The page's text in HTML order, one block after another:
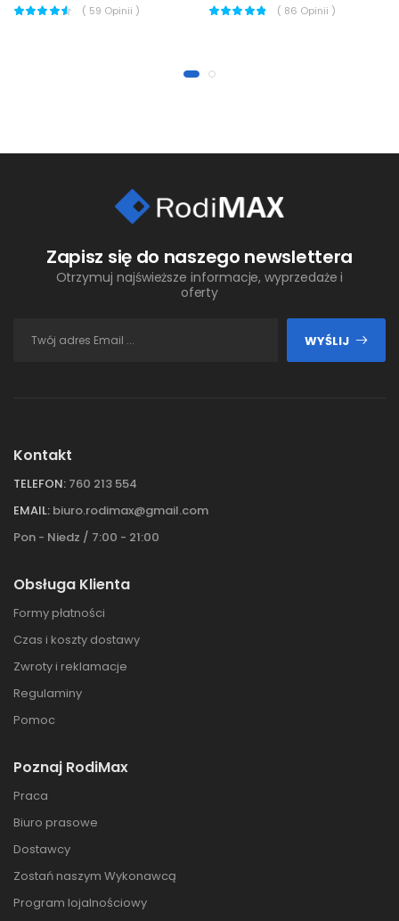
( 59 Opinii ) ( 86 Opinii )
Zapisz się do naszego newslettera
Otrzymuj najświeższe informacje, wyprzedaże i
oferty
WYŚLIJ
Kontakt
TELEFON: 760 213 554
EMAIL: biuro.rodimax@gmail.com
Pon - Niedz / 7:00 - 21:00
Obsługa Klienta
Formy płatności
Czas i koszty dostawy
Zwroty i reklamacje
Regulaminy
Pomoc
Poznaj RodiMax
Praca
Biuro prasowe
Dostawcy
Zostań naszym Wykonawcą
Program lojalnościowy